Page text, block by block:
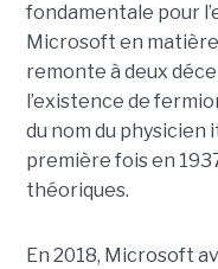
fondamentale pour
Microsoft en
remonte à deux
l’existence de
du nom du physicien
première fois en
théoriques.
En 2018, Microsoft